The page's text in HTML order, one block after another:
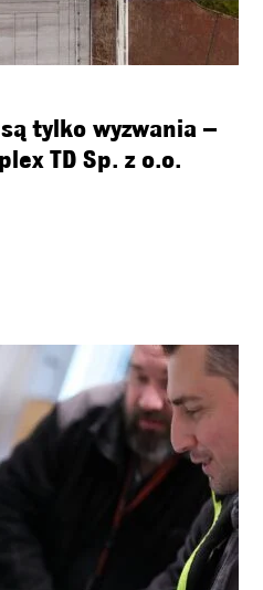
tylko wyzwania –
TD Sp. z o.o.